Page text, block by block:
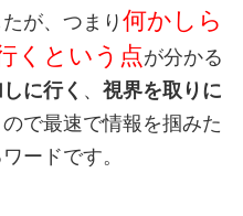
が、つまり何かしら
くという点が分かる
に行く 、 視界を取りに
で最速で情報を掴みた
ードです。